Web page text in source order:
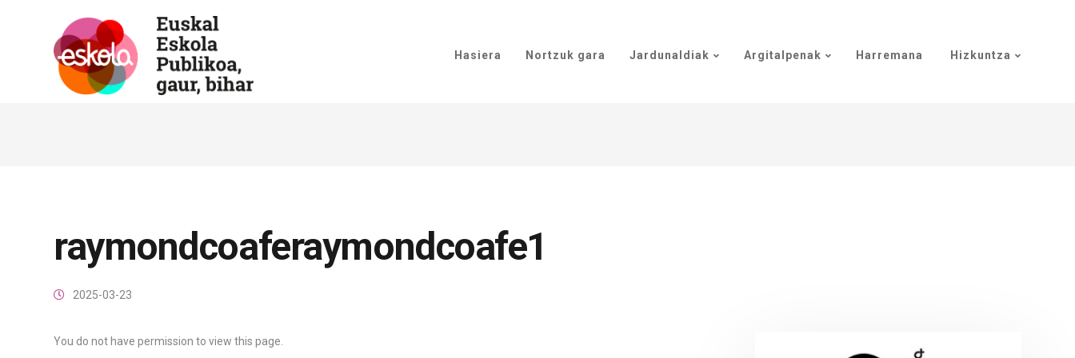
Hasiera Nortzuk gara Jardunaldiak Argitalpenak Harremana Hizkuntza
raymondcoaferaymondcoafe1
2025-03-23
You do not have permission to view this page.